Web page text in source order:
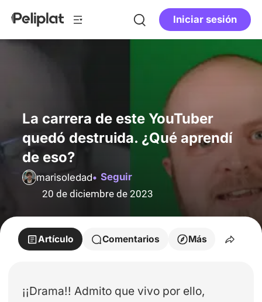
Iniciar sesión
La carrera de este YouTuber
quedó destruida. ¿Qué aprendí
de eso?
marisoledad
Seguir
20 de diciembre de 2023
Artículo Comentarios Más
¡¡Drama!! Admito que vivo por ello,